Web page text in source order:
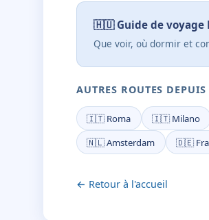
🇭🇺 Guide de voyage
Que voir, où dormir et
AUTRES ROUTES DEPUIS
🇮🇹 Roma 🇮🇹 Milano
🇳🇱 Amsterdam
🇩🇪
← Retour à l'accueil